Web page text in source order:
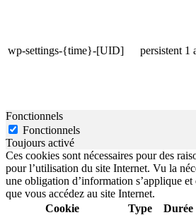
wp-settings-{time}-[UID] persistent 1
Fonctionnels
Fonctionnels
Toujours activé
Ces cookies sont nécessaires pour des
pour l’utilisation du site Internet. Vu la
une obligation d’information s’applique et
que vous accédez au site Internet.
Cookie
Type Durée